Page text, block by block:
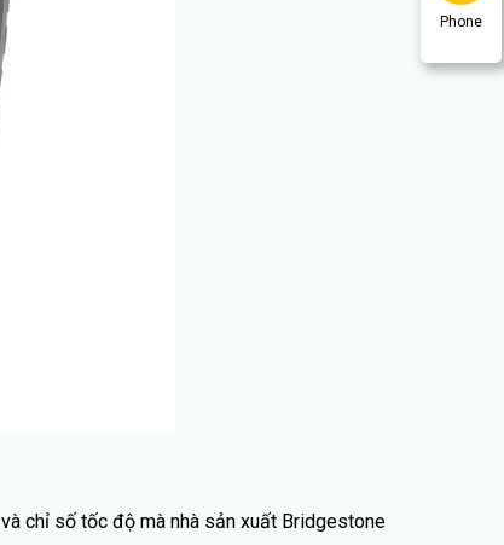
Phone
chỉ số tốc độ mà nhà sản xuất Bridgestone